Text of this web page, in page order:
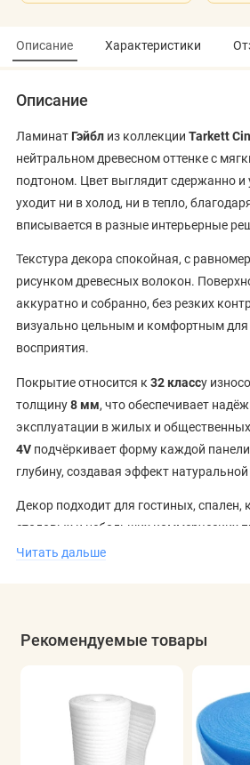
Описание Характеристики
Описание
Ламинат Гэйбл из коллекции Tarkett
нейтральном древесном оттенке с
подтоном. Цвет выглядит сдержанно и
уходит ни в холод, ни в тепло,
вписывается в разные интерьерные
Текстура декора спокойная, с
рисунком древесных волокон.
аккуратно и собранно, без резких
визуально цельным и комфортным для
восприятия.
Покрытие относится к 32 классу
толщину8 мм, что обеспечивает
эксплуатации в жилых и
4V подчёркивает форму каждой
глубину, создавая эффект
Декор подходит для гостиных, спален,
столовых и небольших коммерческих
умеренной нагрузкой. В интерьере он
Читать дальше
Рекомендуемые товары